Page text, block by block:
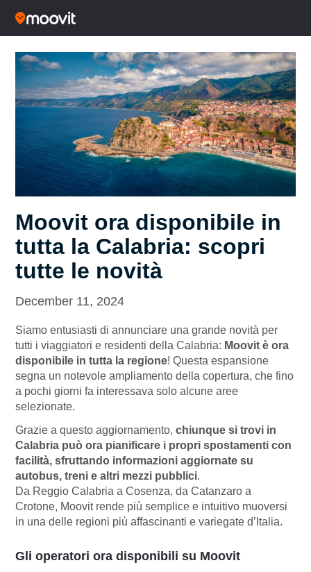
Moovit ora disponibile in
tutta la Calabria: scopri
tutte le novità
December 11, 2024
Siamo entusiasti di annunciare una grande novità per
tutti i viaggiatori e residenti della Calabria: Moovit è ora
disponibile in tutta la regione! Questa espansione
segna un notevole ampliamento della copertura, che fino
a pochi giorni fa interessava solo alcune aree
selezionate.
Grazie a questo aggiornamento, chiunque si trovi in
Calabria può ora pianificare i propri spostamenti con
facilità, sfruttando informazioni aggiornate su
autobus, treni e altri mezzi pubblici.
Da Reggio Calabria a Cosenza, da Catanzaro a
Crotone, Moovit rende più semplice e intuitivo muoversi
in una delle regioni più affascinanti e variegate d’Italia.
Gli operatori ora disponibili su Moovit